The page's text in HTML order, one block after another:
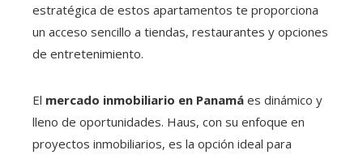
estratégica de estos apartamentos te proporciona
un acceso sencillo a tiendas, restaurantes y opciones
de entretenimiento.
El mercado inmobiliario en Panamá es dinámico y
lleno de oportunidades. Haus, con su enfoque en
proyectos inmobiliarios, es la opción ideal para